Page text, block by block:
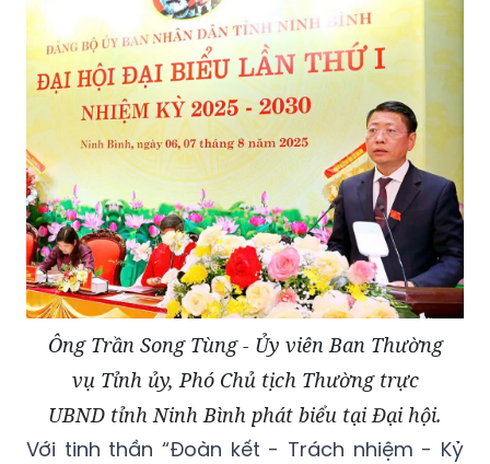
Ông Trần Song Tùng - Ủy viên Ban Thường
vụ Tỉnh ủy, Phó Chủ tịch Thường trực
UBND tỉnh Ninh Bình phát biểu tại Đại hội.
Với tinh thần “Đoàn kết - Trách nhiệm - Kỷ